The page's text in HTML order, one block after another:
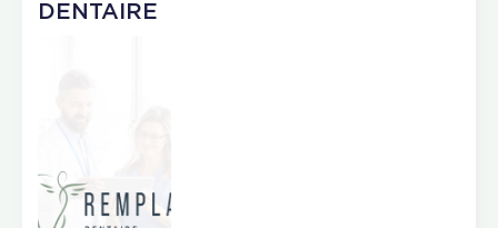
DENTAIRE